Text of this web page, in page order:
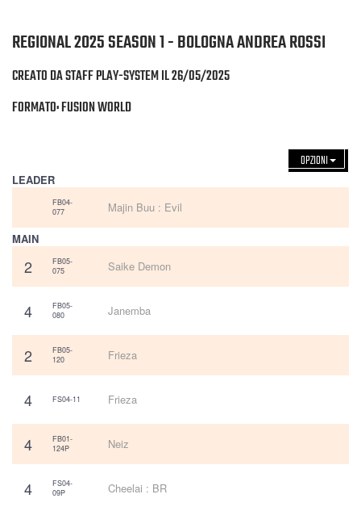
REGIONAL 2025 SEASON 1 - BOLOGNA ANDREA ROSSI
CREATO DA STAFF PLAY-SYSTEM IL 26/05/2025
FORMATO: FUSION WORLD
OPZIONI
LEADER
FB04-
077
Majin Buu : Evil
MAIN
2
FB05-
075
Saike Demon
4
FB05-
080
Janemba
2
FB05-
120
Frieza
4 FS04-11 Frieza
4
FB01-
124P
Neiz
4
FS04-
09P
Cheelai : BR